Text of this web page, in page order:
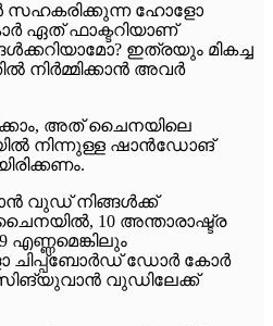
സഹകരിക്കുന്ന ഹോളോ
ഏത് ഫാക്ടറിയാണ്
ഇത്രയും മികച്ച
നിർമ്മിക്കാൻ അവർ
അത് ചൈനയിലെ
നിന്നുള്ള ഷാൻഡോങ്
വുഡ് നിങ്ങൾക്ക്
10 അന്താരാഷ്ട്ര
എണ്ണമെങ്കിലും
ചിപ്പ്ബോർഡ് ഡോർ കോർ
വുഡിലേക്ക്